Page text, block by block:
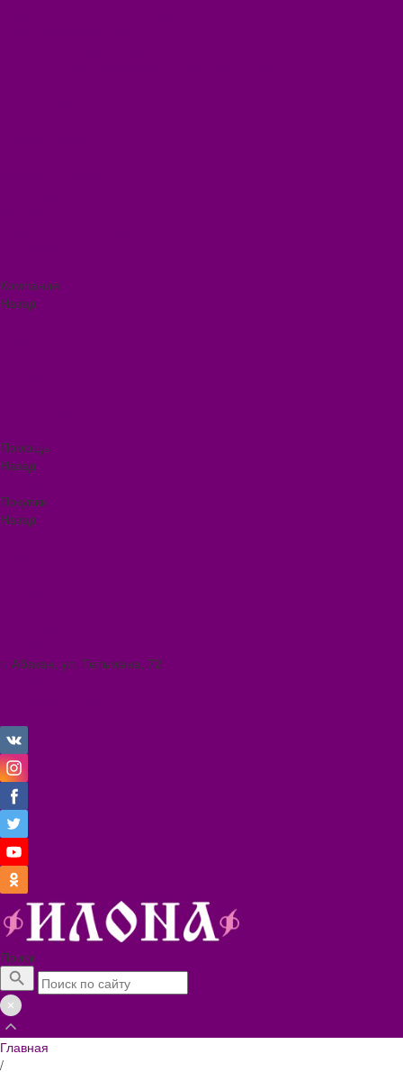
Компания
Назад
Помощь
Назад
Покупки
Назад
г. Абакан, ул. Тельмана, 72
Поиск
Главная
/